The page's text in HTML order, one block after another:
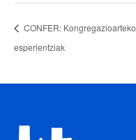
CONFER: Kongregazioarteko
esperientziak